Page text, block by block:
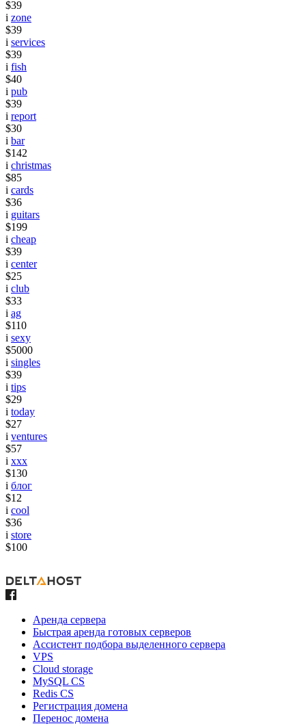
$39
i zone
$39
i services
$39
i fish
$40
i pub
$39
i report
$30
i bar
$142
i christmas
$85
i cards
$36
i guitars
$199
i cheap
$39
i center
$25
i club
$33
i ag
$110
i sexy
$5000
i singles
$39
i tips
$29
i today
$27
i ventures
$57
i xxx
$130
i блог
$12
i cool
$36
i store
$100
Аренда сервера
Быстрая аренда готовых серверов
Ассистент подбора выделенного сервера
VPS
Cloud storage
MySQL CS
Redis CS
Регистрация домена
Перенос домена